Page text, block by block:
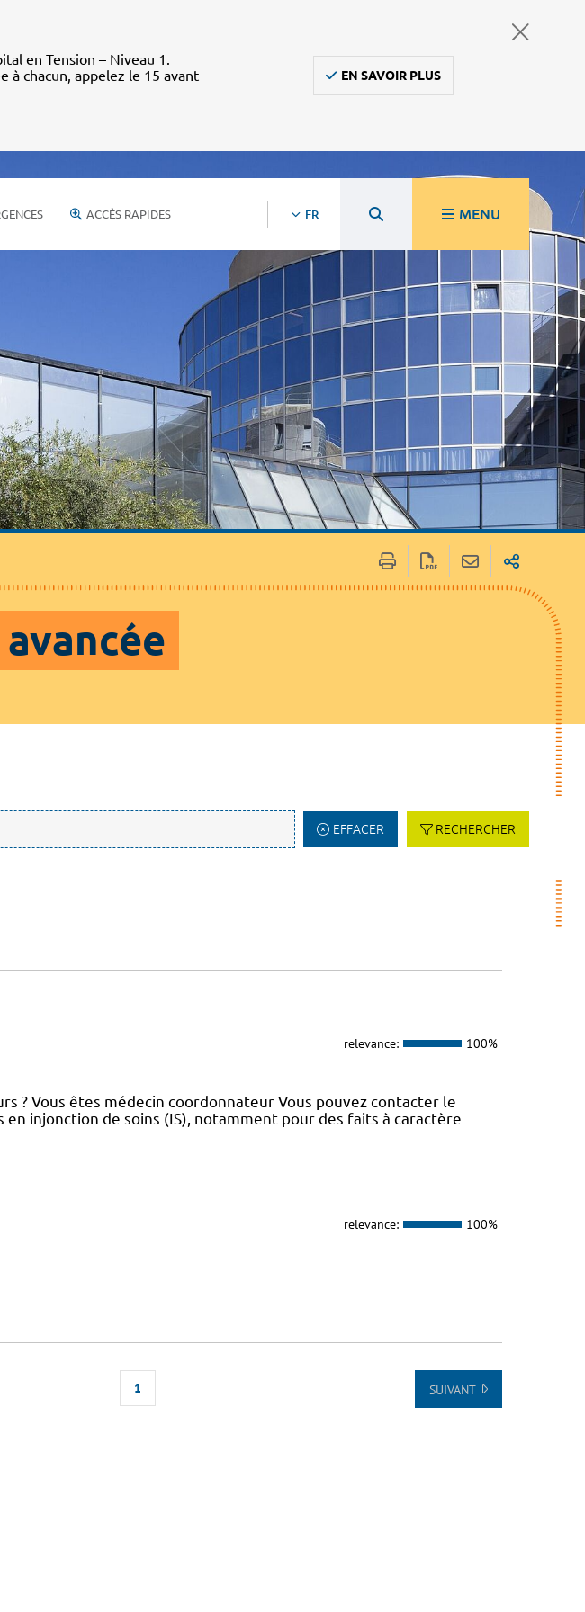
en Tension – Niveau 1.
à chacun, appelez le 15 avant
EN SAVOIR PLUS
ACCÈS RAPIDES FR MENU
EFFACER RECHERCHER
relevance: 100%
? Vous êtes médecin coordonnateur Vous pouvez contacter le
en injonction de soins (IS), notamment pour des faits à caractère
relevance: 100%
1 SUIVANT